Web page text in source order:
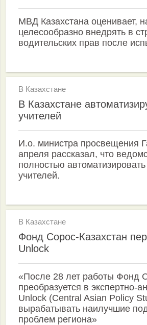
МВД Казахстана оценивает,
целесообразно внедрять в
водительских прав после
В Казахстане
В Казахстане
учителей
И.о. министра просвещения
апреля рассказал, что
полностью
учителей.
В Казахстане
Фонд Сорос-Казахстан
Unlock
«После 28 лет работы Фонд
преобразуется в экспертно-
Unlock (Central Asian Policy
вырабатывать наилучшие
проблем региона»